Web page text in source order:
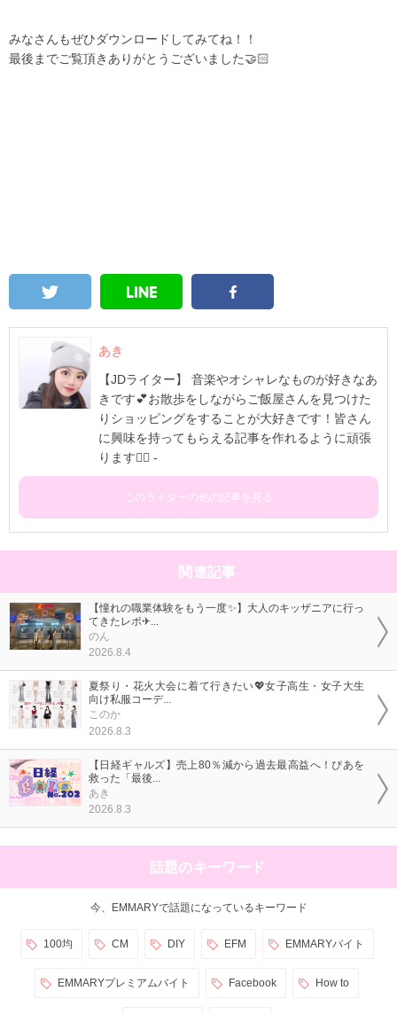
みなさんもぜひダウンロードしてみてね！！
最後までご覧頂きありがとうございました🤝🏻
あき
【JDライター】 音楽やオシャレなものが好きなあ
きです💕お散歩をしながらご飯屋さんを見つけた
りショッピングをすることが大好きです！皆さん
に興味を持ってもらえる記事を作れるように頑張
ります✊🏻 -
このライターの他の記事を見る
関連記事
【憧れの職業体験をもう一度✨】大人のキッザニアに行っ
てきたレポ✈...
のん
2026.8.4
夏祭り・花火大会に着て行きたい💖女子高生・女子大生
向け私服コーデ...
このか
2026.8.3
【日経ギャルズ】売上80％減から過去最高益へ！ぴあを
救った「最後...
あき
2026.8.3
話題のキーワード
今、EMMARYで話題になっているキーワード
100均 CM DIY EFM EMMARYバイト
EMMARYプレミアムバイト Facebook How to